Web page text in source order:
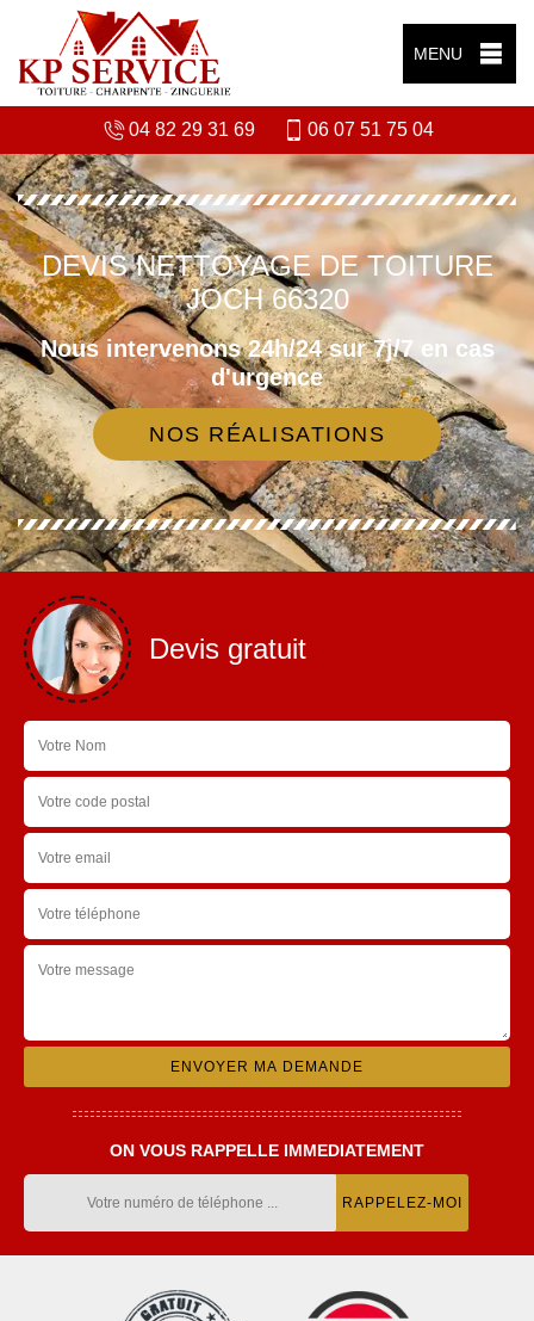
MENU
04 82 29 31 69 06 07 51 75 04
DEVIS NETTOYAGE DE TOITURE
JOCH 66320
Nous intervenons 24h/24 sur 7j/7 en cas
d'urgence
NOS RÉALISATIONS
Devis gratuit
ON VOUS RAPPELLE IMMEDIATEMENT